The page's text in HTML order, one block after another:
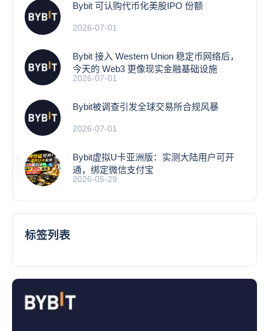
Bybit 可认购代币化美股IPO 份额
2026-07-01
Bybit 接入 Western Union 稳定币网络后，
今天的 Web3 更像现实金融基础设施
2026-07-01
Bybit被调查引发全球交易所合规风暴
2026-07-01
Bybit虚拟U卡亚洲版：实测大陆用户可开
通，绑定微信支付宝
2026-05-29
标签列表